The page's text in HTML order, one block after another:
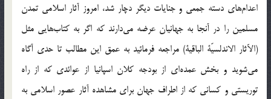
اعدام‌های دسته جمعی و جنایات دیگر دچار شد، امروز آثار اسلامی تمدن
مسلمین را در آنجا به جهانیان عرضه می‎دارند که اگر به کتاب‌هایی مثل
(الآثار الاندلسیّة الباقیة) مراجعه فرمائید به عمق این مطالب تا حدی آگاه
می‎شوید و بخش عمده‎ای از بودجه کلان اسپانیا از عوائدی که از راه
توریستی و کسانی که از اطراف جهان برای مشاهده آثار عصور اسلامی به